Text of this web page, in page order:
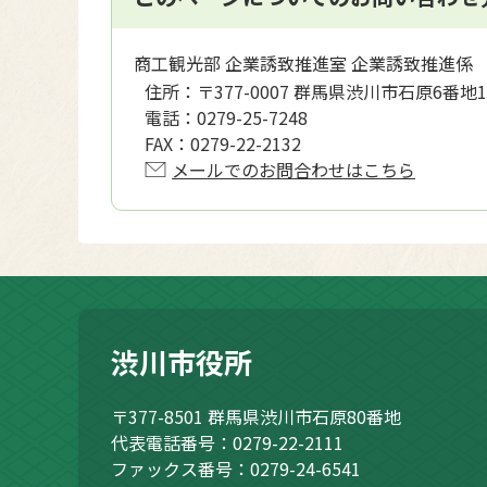
商工観光部 企業誘致推進室 企業誘致推進係
住所： 〒377-0007 群馬県渋川市石原6番地1
電話： 0279-25-7248
FAX： 0279-22-2132
メールでのお問合わせはこちら
渋川市役所
〒377-8501 群馬県渋川市石原80番地
代表電話番号：0279-22-2111
ファックス番号：0279-24-6541